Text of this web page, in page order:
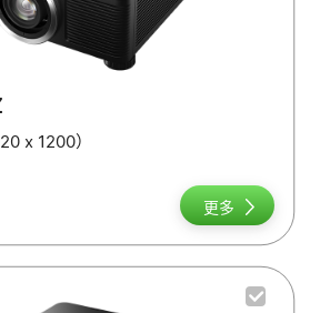
x 1200）
更多